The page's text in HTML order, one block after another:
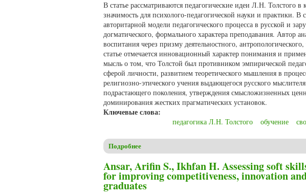
В статье рассматриваются педагогические идеи Л.Н. Толстого в
значимость для психолого-педагогической науки и практики.
авторитарной модели педагогического процесса в русской и
догматического, формального характера преподавания. Автор
воспитания через призму деятельностного,
статье отмечается инновационный характер понимания и
мысль о том, что Толстой был противником эмпирической
сферой личности, развитием теоретического мышления в
религиозно-этического учения выдающегося русского
подрастающего поколения, утверждения смысложизненных
доминирования жестких прагматических установок.
Ключевые слова:
педагогика Л.Н. Толстого обучение
Подробнее
Ansar, Arifin S., Ikhfan H. Assessing soft
for improving competitiveness, innovation
graduates